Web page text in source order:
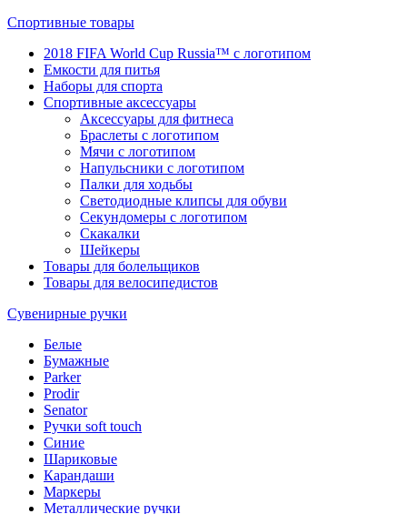
Спортивные товары
2018 FIFA World Cup Russia™ с логотипом
Емкости для питья
Наборы для спорта
Спортивные аксессуары
Аксессуары для фитнеса
Браслеты с логотипом
Мячи с логотипом
Напульсники с логотипом
Палки для ходьбы
Светодиодные клипсы для обуви
Секундомеры с логотипом
Скакалки
Шейкеры
Товары для болельщиков
Товары для велосипедистов
Сувенирные ручки
Белые
Бумажные
Parker
Prodir
Senator
Ручки soft touch
Синие
Шариковые
Карандаши
Маркеры
Металлические ручки